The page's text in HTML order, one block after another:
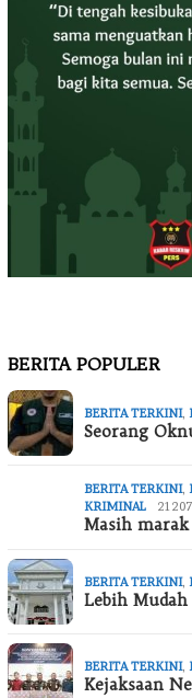
BERITA POPULER
BERITA TERKINI,
Seorang
BERITA TERKINI,
KRIMINAL
Masih
BERITA TERKINI,
Lebih
BERITA TERKINI,
Kejaksaan